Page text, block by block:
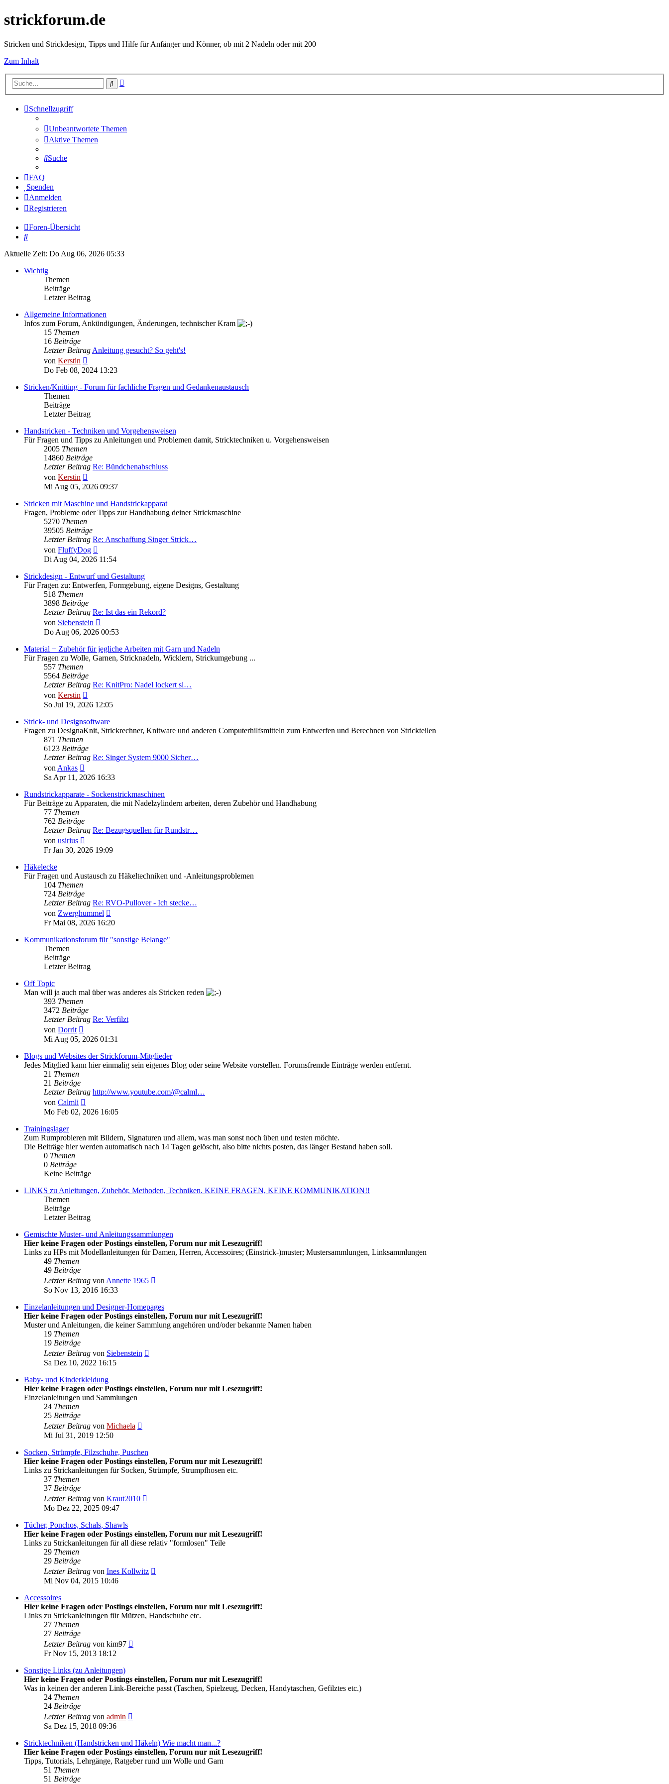
strickforum.de
Stricken und Strickdesign, Tipps und Hilfe für Anfänger und Könner, ob mit 2 Nadeln oder mit 200
Zum Inhalt
Suche
Schnellzugriff
Unbeantwortete Themen
Aktive Themen
Suche
FAQ
Spenden
Anmelden
Registrieren
Foren-Übersicht
Suche
Aktuelle Zeit: Do Aug 06, 2026 05:33
Wichtig
Themen
Beiträge
Letzter Beitrag
Allgemeine Informationen
Infos zum Forum, Ankündigungen, Änderungen, technischer Kram
15 Themen
16 Beiträge
Letzter BeitragAnleitung gesucht? So geht's!
von Kerstin
Beitrag
Do Feb 08, 2024 13:23
Stricken/Knitting - Forum für fachliche Fragen und Gedankenaustausch
Themen
Beiträge
Letzter Beitrag
Handstricken - Techniken und Vorgehensweisen
Für Fragen und Tipps zu Anleitungen und Problemen damit, Stricktechniken u. Vorgehensweisen
2005 Themen
14860 Beiträge
Letzter Beitrag Re: Bündchenabschluss
von Kerstin
Beitrag
Mi Aug 05, 2026 09:37
Stricken mit Maschine und Handstrickapparat
Fragen, Probleme oder Tipps zur Handhabung deiner Strickmaschine
5270 Themen
39505 Beiträge
Letzter Beitrag Re: Anschaffung Singer Strick…
von FluffyDog
Beitrag
Di Aug 04, 2026 11:54
Strickdesign - Entwurf und Gestaltung
Für Fragen zu: Entwerfen, Formgebung, eigene Designs, Gestaltung
518 Themen
3898 Beiträge
Letzter Beitrag Re: Ist das ein Rekord?
von Siebenstein
Beitrag
Do Aug 06, 2026 00:53
Material + Zubehör für jegliche Arbeiten mit Garn und Nadeln
Für Fragen zu Wolle, Garnen, Stricknadeln, Wicklern, Strickumgebung ...
557 Themen
5564 Beiträge
Letzter Beitrag Re: KnitPro: Nadel lockert si…
von Kerstin
Beitrag
So Jul 19, 2026 12:05
Strick- und Designsoftware
Fragen zu DesignaKnit, Strickrechner, Knitware und anderen Computerhilfsmitteln zum Entwerfen und Berechnen von Strickteilen
871 Themen
6123 Beiträge
Letzter Beitrag Re: Singer System 9000 Sicher…
vonAnkas
Beitrag
Sa Apr 11, 2026 16:33
Rundstrickapparate - Sockenstrickmaschinen
Für Beiträge zu Apparaten, die mit Nadelzylindern arbeiten, deren Zubehör und Handhabung
77 Themen
762 Beiträge
Letzter Beitrag Re: Bezugsquellen für Rundstr…
von usirius
Beitrag
Fr Jan 30, 2026 19:09
Häkelecke
Für Fragen und Austausch zu Häkeltechniken und -Anleitungsproblemen
104 Themen
724 Beiträge
Letzter Beitrag Re: RVO-Pullover - Ich stecke…
von Zwerghummel
Beitrag
Fr Mai 08, 2026 16:20
Kommunikationsforum für "sonstige Belange"
Themen
Beiträge
Letzter Beitrag
Off Topic
Man will ja auch mal über was anderes als Stricken reden
393 Themen
3472 Beiträge
Letzter Beitrag Re: Verfilzt
von Dorrit
Beitrag
Mi Aug 05, 2026 01:31
Blogs und Websites der Strickforum-Mitglieder
Jedes Mitglied kann hier einmalig sein eigenes Blog oder seine Website vorstellen. Forumsfremde Einträge werden entfernt.
21 Themen
21 Beiträge
Letzter Beitrag http://www.youtube.com/@calml…
von Calmli
Beitrag
Mo Feb 02, 2026 16:05
Trainingslager
Zum Rumprobieren mit Bildern, Signaturen und allem, was man sonst noch üben und testen möchte.
Die Beiträge hier werden automatisch nach 14 Tagen gelöscht, also bitte nichts posten, das länger Bestand haben soll.
0 Themen
0 Beiträge
Keine Beiträge
LINKS zu Anleitungen, Zubehör, Methoden, Techniken. KEINE FRAGEN, KEINE KOMMUNIKATION!!
Themen
Beiträge
Letzter Beitrag
Gemischte Muster- und Anleitungssammlungen
Hier keine Fragen oder Postings einstellen, Forum nur mit Lesezugriff!
Links zu HPs mit Modellanleitungen für Damen, Herren, Accessoires; (Einstrick-)muster; Mustersammlungen, Linksammlungen
49 Themen
49 Beiträge
Letzter Beitrag vonAnnette 1965
So Nov 13, 2016 16:33
Einzelanleitungen und Designer-Homepages
Hier keine Fragen oder Postings einstellen, Forum nur mit Lesezugriff!
Muster und Anleitungen, die keiner Sammlung angehören und/oder bekannte Namen haben
19 Themen
19 Beiträge
Letzter Beitrag von Siebenstein
Sa Dez 10, 2022 16:15
Baby- und Kinderkleidung
Hier keine Fragen oder Postings einstellen, Forum nur mit Lesezugriff!
Einzelanleitungen und Sammlungen
24 Themen
25 Beiträge
Letzter Beitrag von Michaela
Mi Jul 31, 2019 12:50
Socken, Strümpfe, Filzschuhe, Puschen
Hier keine Fragen oder Postings einstellen, Forum nur mit Lesezugriff!
Links zu Strickanleitungen für Socken, Strümpfe, Strumpfhosen etc.
37 Themen
37 Beiträge
Letzter Beitrag von Kraut2010
Mo Dez 22, 2025 09:47
Tücher, Ponchos, Schals, Shawls
Hier keine Fragen oder Postings einstellen, Forum nur mit Lesezugriff!
Links zu Strickanleitungen für all diese relativ "formlosen" Teile
29 Themen
29 Beiträge
Letzter Beitrag von Ines Kollwitz
Mi Nov 04, 2015 10:46
Accessoires
Hier keine Fragen oder Postings einstellen, Forum nur mit Lesezugriff!
Links zu Strickanleitungen für Mützen, Handschuhe etc.
27 Themen
27 Beiträge
Letzter Beitrag von kim97
Fr Nov 15, 2013 18:12
Sonstige Links (zu Anleitungen)
Hier keine Fragen oder Postings einstellen, Forum nur mit Lesezugriff!
Was in keinen der anderen Link-Bereiche passt (Taschen, Spielzeug, Decken, Handytaschen, Gefilztes etc.)
24 Themen
24 Beiträge
Letzter Beitrag von admin
Sa Dez 15, 2018 09:36
Stricktechniken (Handstricken und Häkeln) Wie macht man...?
Hier keine Fragen oder Postings einstellen, Forum nur mit Lesezugriff!
Tipps, Tutorials, Lehrgänge, Ratgeber rund um Wolle und Garn
51 Themen
51 Beiträge